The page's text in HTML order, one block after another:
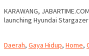
KARAWANG,
launching Hyundai
Daerah, Gaya Hidup, Home,